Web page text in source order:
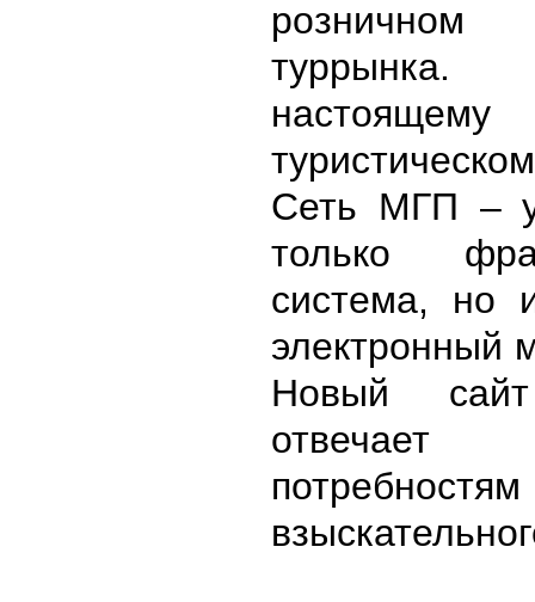
Сеть МГП –
только
система, но
электронный
Новый
отвечает